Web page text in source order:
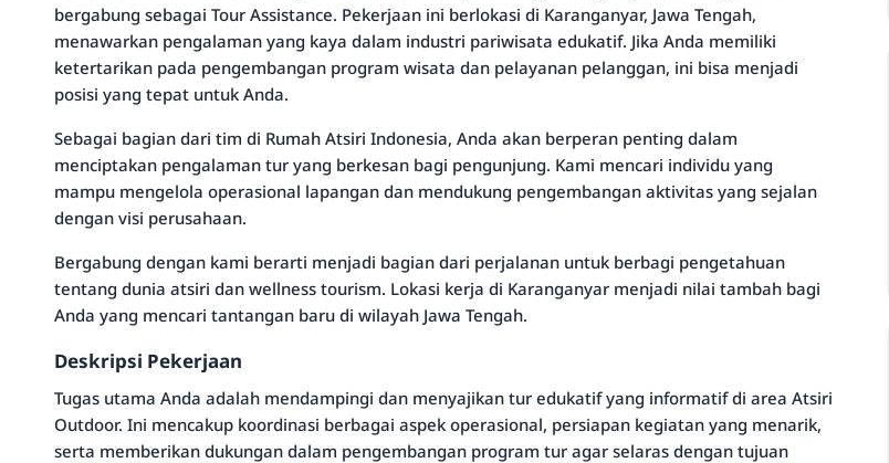
bergabung sebagai Tour Assistance. Pekerjaan ini berlokasi di Karanganyar, Jawa Tengah,
menawarkan pengalaman yang kaya dalam industri pariwisata edukatif. Jika Anda memiliki
ketertarikan pada pengembangan program wisata dan pelayanan pelanggan, ini bisa menjadi
posisi yang tepat untuk Anda.
Sebagai bagian dari tim di Rumah Atsiri Indonesia, Anda akan berperan penting dalam
menciptakan pengalaman tur yang berkesan bagi pengunjung. Kami mencari individu yang
mampu mengelola operasional lapangan dan mendukung pengembangan aktivitas yang sejalan
dengan visi perusahaan.
Bergabung dengan kami berarti menjadi bagian dari perjalanan untuk berbagi pengetahuan
tentang dunia atsiri dan wellness tourism. Lokasi kerja di Karanganyar menjadi nilai tambah bagi
Anda yang mencari tantangan baru di wilayah Jawa Tengah.
Deskripsi Pekerjaan
Tugas utama Anda adalah mendampingi dan menyajikan tur edukatif yang informatif di area Atsiri
Outdoor. Ini mencakup koordinasi berbagai aspek operasional, persiapan kegiatan yang menarik,
serta memberikan dukungan dalam pengembangan program tur agar selaras dengan tujuan